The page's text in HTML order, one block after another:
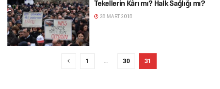
Tekellerin Kârı mı? Halk Sağlığı mı?
28 MART 2018
1 30 31